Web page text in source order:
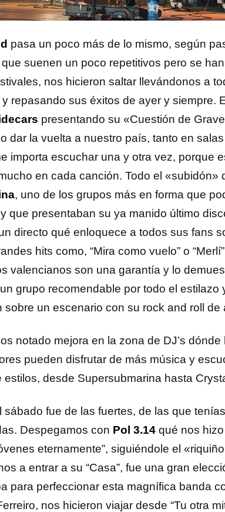
pasa un poco más de lo mismo, según
suenen un poco repetitivos pero se
nos hicieron saltar llevándonos a
repasando sus éxitos de ayer y siempre.
presentando su «Cuestión de
dar la vuelta a nuestro país, tanto en
importa escuchar una y otra vez, porque
en cada canción. Todo el «subidón»
, uno de los grupos más en forma que
que presentaban su ya manido último
directo qué enloquece a todos sus fans
hits como, “Mira como vuelo” o
valencianos son una garantía y lo
grupo recomendable por todo el estilazo
sobre un escenario con su rock and roll de
notado mejora en la zona de DJ’s dónde
pueden disfrutar de más música y
estilos, desde Supersubmarina hasta
sábado fue de las fuertes, de las que
Despegamos con Pol 3.14 qué nos
eternamente”, siguiéndole el
a entrar a su “Casa”, fue una gran
para perfeccionar esta magnífica banda
nos hicieron viajar desde “Tu otra